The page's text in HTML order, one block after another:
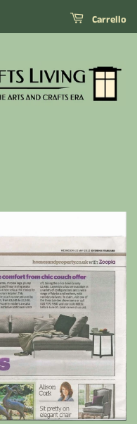
Carrello